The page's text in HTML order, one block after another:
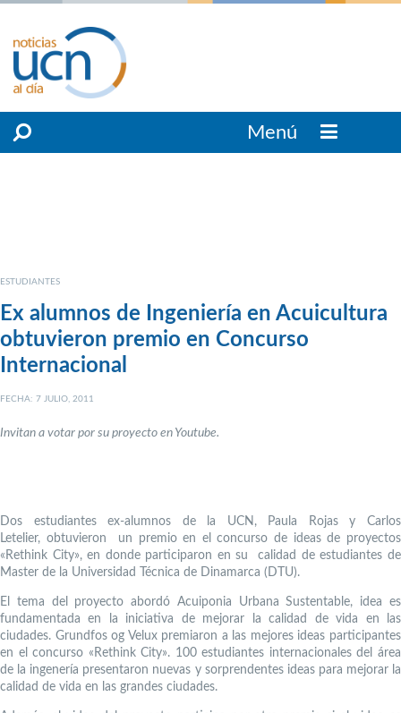
Menú
ESTUDIANTES
Ex alumnos de Ingeniería en Acuicultura
obtuvieron premio en Concurso
Internacional
FECHA: 7 JULIO, 2011
Invitan a votar por su proyecto en Youtube.
Dos estudiantes ex-alumnos de la UCN, Paula Rojas y Carlos
Letelier, obtuvieron un premio en el concurso de ideas de proyectos
«Rethink City», en donde participaron en su calidad de estudiantes de
Master de la Universidad Técnica de Dinamarca (DTU).
El tema del proyecto abordó Acuiponia Urbana Sustentable, idea es
fundamentada en la iniciativa de mejorar la calidad de vida en las
ciudades. Grundfos og Velux premiaron a las mejores ideas participantes
en el concurso «Rethink City». 100 estudiantes internacionales del área
de la ingenería presentaron nuevas y sorprendentes ideas para mejorar la
calidad de vida en las grandes ciudades.